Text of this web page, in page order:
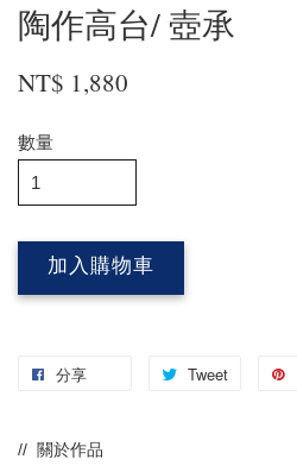
陶作高台/ 壺承
NT$ 1,880
數量
加入購物車
分享 Tweet
// 關於作品